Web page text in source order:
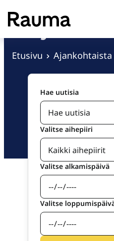
S
i
t
Etusivu Ajankohtaista
Hae uutisia
Valitse aihepiiri
Valitse alkamispäivä
Valitse